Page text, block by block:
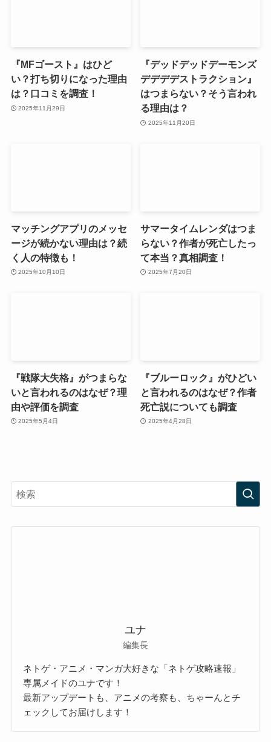
『MFゴースト』はひど
い？打ち切りになった理由
は？口コミを調査！
2025年11月29日
『デッドデッドデーモンズ
デデデデストラクション』
はつまらない？そう言われ
る理由は？
2025年11月20日
マッチングアプリのメッセ
ージが続かない理由は？続
く人の特徴も！
2025年10月10日
サマータイムレンダはつま
らない？作者が死亡したっ
て本当？真相調査！
2025年7月20日
『戦隊大失格』がつまらな
いと言われるのはなぜ？理
由や評価を調査
2025年5月4日
『ブルーロック』がひどい
と言われるのはなぜ？作者
死亡説についても調査
2025年4月28日
ユナ
編集長
ネトゲ・アニメ・マンガ大好きな「ネトゲ攻略速報」
専属メイドのユナです！
最新アップデートも、アニメの考察も、ちゃーんとチ
ェックしてお届けします！